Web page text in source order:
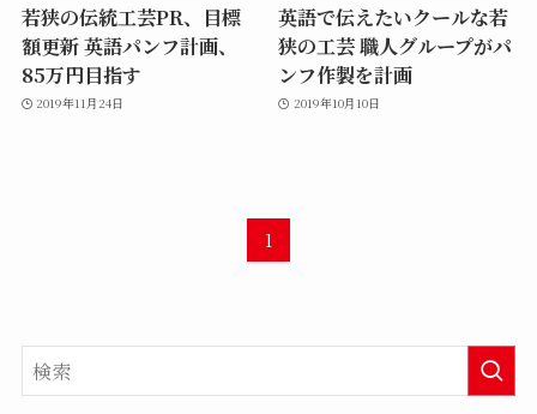
若狭の伝統工芸PR、目標
額更新 英語パンフ計画、
85万円目指す
2019年11月24日
英語で伝えたいクールな若
狭の工芸 職人グループがパ
ンフ作製を計画
2019年10月10日
1